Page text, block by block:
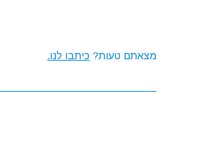
מצאתם טעות? כיתבו לנו.